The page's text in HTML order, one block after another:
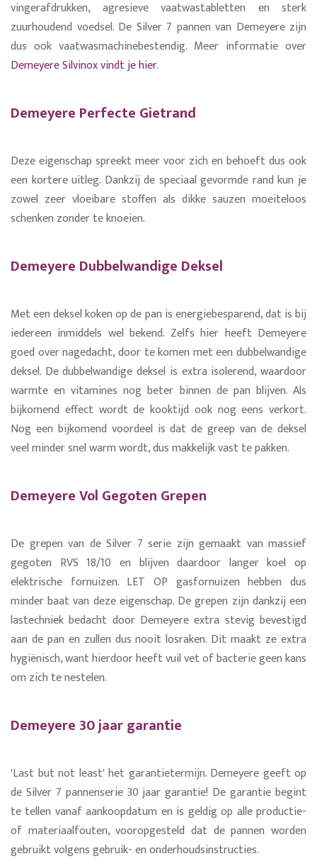
vingerafdrukken, agresieve vaatwastabletten en sterk
zuurhoudend voedsel. De Silver 7 pannen van Demeyere zijn
dus ook vaatwasmachinebestendig. Meer informatie over
Demeyere Silvinox vindt je hier.
Demeyere Perfecte Gietrand
Deze eigenschap spreekt meer voor zich en behoeft dus ook
een kortere uitleg. Dankzij de speciaal gevormde rand kun je
zowel zeer vloeibare stoffen als dikke sauzen moeiteloos
schenken zonder te knoeien.
Demeyere Dubbelwandige Deksel
Met een deksel koken op de pan is energiebesparend, dat is bij
iedereen inmiddels wel bekend. Zelfs hier heeft Demeyere
goed over nagedacht, door te komen met een dubbelwandige
deksel. De dubbelwandige deksel is extra isolerend, waardoor
warmte en vitamines nog beter binnen de pan blijven. Als
bijkomend effect wordt de kooktijd ook nog eens verkort.
Nog een bijkomend voordeel is dat de greep van de deksel
veel minder snel warm wordt, dus makkelijk vast te pakken.
Demeyere Vol Gegoten Grepen
De grepen van de Silver 7 serie zijn gemaakt van massief
gegoten RVS 18/10 en blijven daardoor langer koel op
elektrische fornuizen. LET OP gasfornuizen hebben dus
minder baat van deze eigenschap. De grepen zijn dankzij een
lastechniek bedacht door Demeyere extra stevig bevestigd
aan de pan en zullen dus nooit losraken. Dit maakt ze extra
hygiënisch, want hierdoor heeft vuil vet of bacterie geen kans
om zich te nestelen.
Demeyere 30 jaar garantie
'Last but not least' het garantietermijn. Demeyere geeft op
de Silver 7 pannenserie 30 jaar garantie! De garantie begint
te tellen vanaf aankoopdatum en is geldig op alle productie-
of materiaalfouten, vooropgesteld dat de pannen worden
gebruikt volgens gebruik- en onderhoudsinstructies.